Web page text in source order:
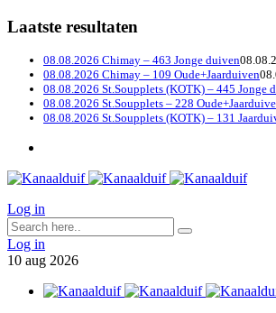
Laatste resultaten
08.08.2026 Chimay – 463 Jonge duiven
08.08.2026 Chimay – 109 Oude+Jaarduiven
08.08.2026 St.Soupplets (KOTK) – 445 Jonge
08.08.2026 St.Soupplets – 228
08.08.2026 St.Soupplets (KOTK) – 131
Log in
Log in
10 aug 2026